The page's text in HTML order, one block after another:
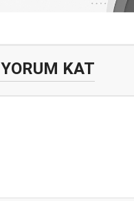
YORUM KAT